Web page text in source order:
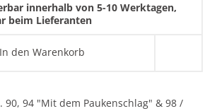
innerhalb von 5-10 Werktagen,
beim Lieferanten
In den Warenkorb